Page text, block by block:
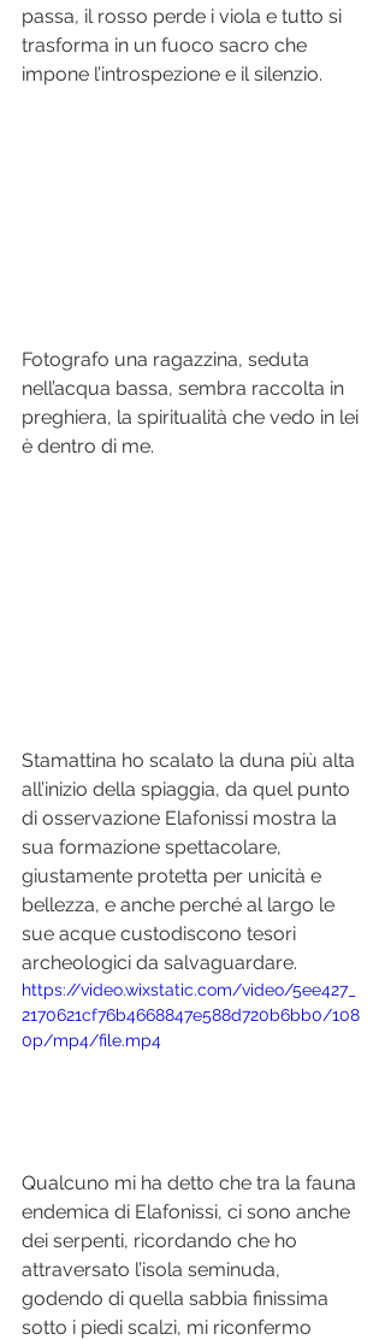
passa, il rosso perde i viola e tutto si
trasforma in un fuoco sacro che
impone l’introspezione e il silenzio.
Fotografo una ragazzina, seduta
nell’acqua bassa, sembra raccolta in
preghiera, la spiritualità che vedo in lei
è dentro di me.
Stamattina ho scalato la duna più alta
all’inizio della spiaggia, da quel punto
di osservazione Elafonissi mostra la
sua formazione spettacolare,
giustamente protetta per unicità e
bellezza, e anche perché al largo le
sue acque custodiscono tesori
archeologici da salvaguardare.
https://video.wixstatic.com/video/5ee427_
2170621cf76b4668847e588d720b6bb0/108
0p/mp4/file.mp4
Qualcuno mi ha detto che tra la fauna
endemica di Elafonissi, ci sono anche
dei serpenti, ricordando che ho
attraversato l’isola seminuda,
godendo di quella sabbia finissima
sotto i piedi scalzi, mi riconfermo